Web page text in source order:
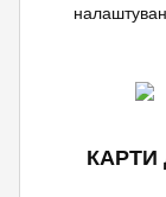
КАРТИ